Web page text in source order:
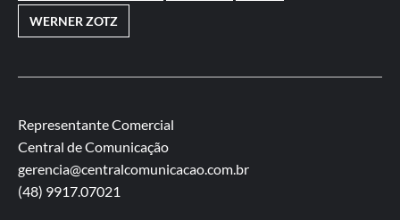
WERNER ZOTZ
Representante Comercial
Central de Comunicação
gerencia@centralcomunicacao.com.br
(48) 9917.07021